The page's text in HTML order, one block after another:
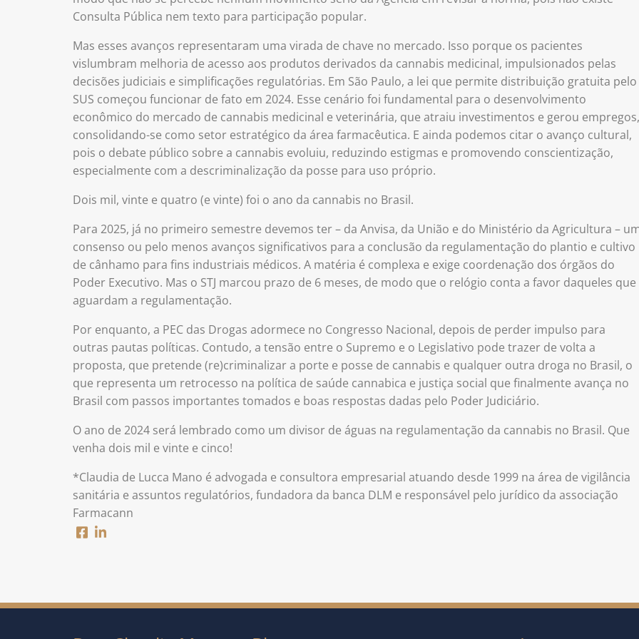
Consulta Pública nem texto para participação popular.
Mas esses avanços representaram uma virada de chave no mercado. Isso porque os pacientes
vislumbram melhoria de acesso aos produtos derivados da cannabis medicinal, impulsionados pelas
decisões judiciais e simplificações regulatórias. Em São Paulo, a lei que permite distribuição gratuita pelo
SUS começou funcionar de fato em 2024. Esse cenário foi fundamental para o desenvolvimento
econômico do mercado de cannabis medicinal e veterinária, que atraiu investimentos e gerou empregos,
consolidando-se como setor estratégico da área farmacêutica. E ainda podemos citar o avanço cultural,
pois o debate público sobre a cannabis evoluiu, reduzindo estigmas e promovendo conscientização,
especialmente com a descriminalização da posse para uso próprio.
Dois mil, vinte e quatro (e vinte) foi o ano da cannabis no Brasil.
Para 2025, já no primeiro semestre devemos ter – da Anvisa, da União e do Ministério da Agricultura –
consenso ou pelo menos avanços significativos para a conclusão da regulamentação do plantio e cultivo
de cânhamo para fins industriais médicos. A matéria é complexa e exige coordenação dos órgãos do
Poder Executivo. Mas o STJ marcou prazo de 6 meses, de modo que o relógio conta a favor daqueles que
aguardam a regulamentação.
Por enquanto, a PEC das Drogas adormece no Congresso Nacional, depois de perder impulso para
outras pautas políticas. Contudo, a tensão entre o Supremo e o Legislativo pode trazer de volta a
proposta, que pretende (re)criminalizar a porte e posse de cannabis e qualquer outra droga no Brasil, o
que representa um retrocesso na política de saúde cannabica e justiça social que finalmente avança no
Brasil com passos importantes tomados e boas respostas dadas pelo Poder Judiciário.
O ano de 2024 será lembrado como um divisor de águas na regulamentação da cannabis no Brasil. Que
venha dois mil e vinte e cinco!
*Claudia de Lucca Mano é advogada e consultora empresarial atuando desde 1999 na área de vigilância
sanitária e assuntos regulatórios, fundadora da banca DLM e responsável pelo jurídico da associação
Farmacann